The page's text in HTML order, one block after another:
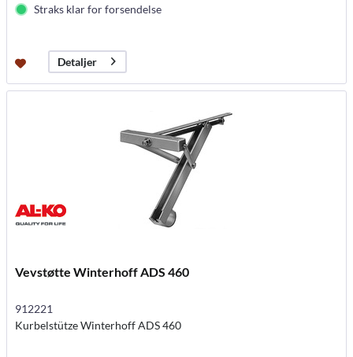
Straks klar for forsendelse
Detaljer
Vevstøtte Winterhoff ADS 460
912221
Kurbelstütze Winterhoff ADS 460